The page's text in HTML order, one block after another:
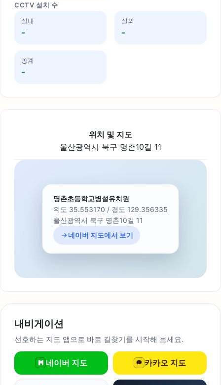
CCTV 설치 수
실내
-
실외
-
총계
-
위치 및 지도
울산광역시 북구 명촌10길 11
명촌초등학교병설유치원
위도 35.553170 / 경도 129.356335
울산광역시 북구 명촌10길 11
네이버 지도에서 보기
내비게이션
선호하는 지도 앱으로 바로 길찾기를 시작해 보세요.
네이버 지도 카카오 지도